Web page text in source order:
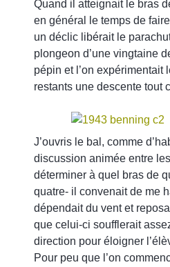
Quand il atteignait le bras
en général le temps de
un déclic libérait le
plongeon d’une vingtaine
pépin et l’on expérimentait
restants une descente tout
J’ouvris le bal, comme
discussion animée entre
déterminer à quel bras de
quatre- il convenait de me
dépendait du vent et
que celui-ci soufflerait
direction pour éloigner
Pour peu que l’on